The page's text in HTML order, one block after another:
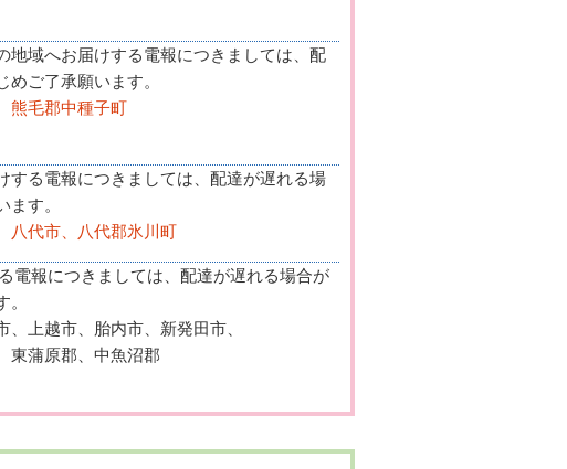
地域へお届けする電報につきましては、配
ご了承願います。
熊毛郡中種子町
する電報につきましては、配達が遅れる場
す。
代市、八代郡氷川町
電報につきましては、配達が遅れる場合が
上越市、胎内市、新発田市、
蒲原郡、中魚沼郡